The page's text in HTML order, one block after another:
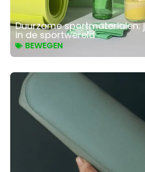
Duurzame
in de sportwereld
BEWEGEN